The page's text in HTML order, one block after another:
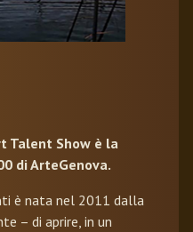
Talent Show è la
di ArteGenova.
è nata nel 2011 dalla
– di aprire, in un